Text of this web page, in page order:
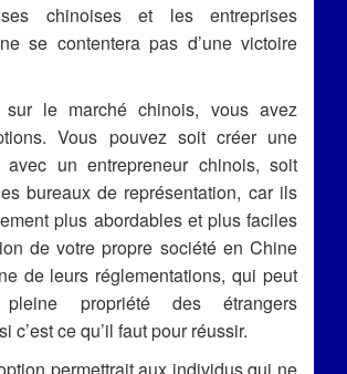
chinoises et les entreprises
se contentera pas d’une victoire
sur le marché chinois, vous avez
Vous pouvez soit créer une
avec un entrepreneur chinois, soit
bureaux de représentation, car ils
plus abordables et plus faciles
de votre propre société en Chine
de leurs réglementations, qui peut
propriété des étrangers
c’est ce qu’il faut pour réussir.